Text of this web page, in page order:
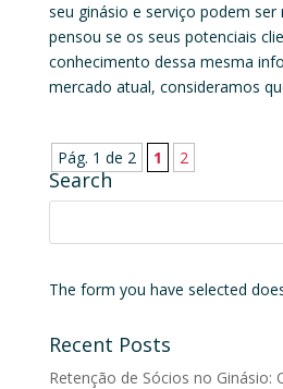
seu ginásio e serviço podem
pensou se os seus potenciais
conhecimento dessa mesma
mercado atual, consideramos
Pág. 1 de 2 1 2
Search
The form you have selected
Recent Posts
Retenção de Sócios no Ginásio: